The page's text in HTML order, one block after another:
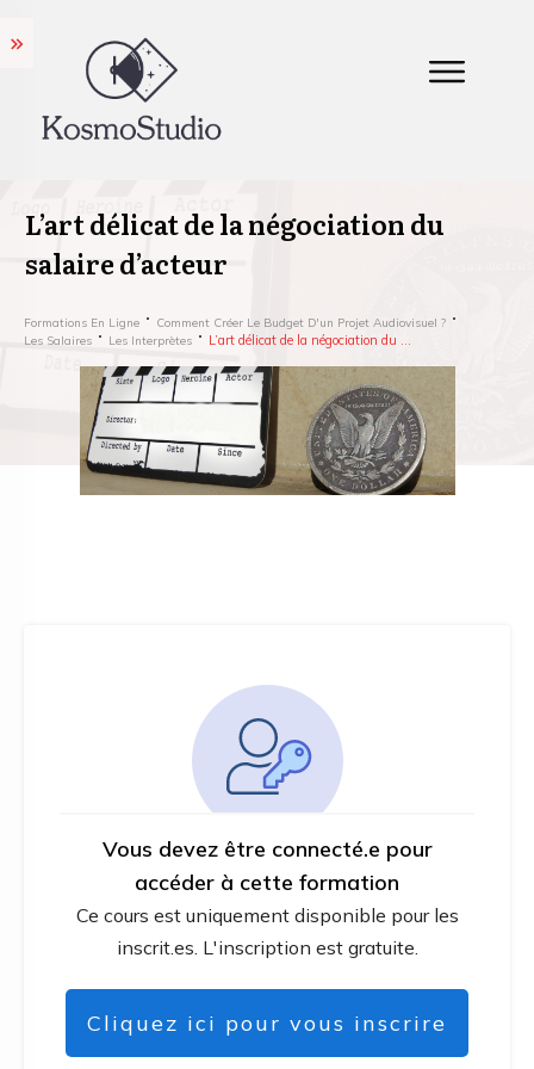
L’art délicat de la négociation du
salaire d’acteur
Formations En Ligne
Comment Créer Le Budget D'un Projet Audiovisuel ?
Les Salaires
Les Interprètes
Vous devez être connecté.e pour
accéder à cette formation
Ce cours est uniquement disponible pour les
inscrit.es. L'inscription est gratuite.
Cliquez ici pour vous inscrire